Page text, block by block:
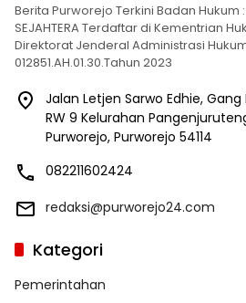
Berita Purworejo Terkini Badan Hukum :
SEJAHTERA Terdaftar di Kementrian
Direktorat Jenderal Administrasi
012851.AH.01.30.Tahun 2023
Jalan Letjen Sarwo Edhie, Gang
RW 9 Kelurahan
Purworejo, Purworejo 54114
082211602424
redaksi@purworejo24.com
Kategori
Pemerintahan